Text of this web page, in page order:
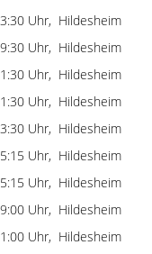
Uhr, Hildesheim
Uhr, Hildesheim
Uhr, Hildesheim
Uhr, Hildesheim
Uhr, Hildesheim
Uhr, Hildesheim
Uhr, Hildesheim
Uhr, Hildesheim
Uhr, Hildesheim